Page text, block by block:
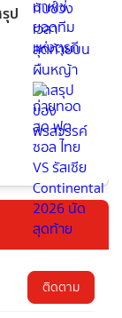
ป
ติดตาม